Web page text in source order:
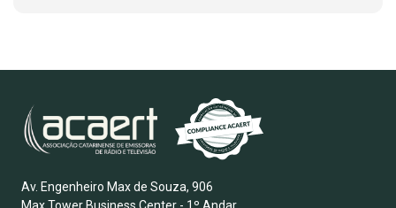
Av. Engenheiro Max de Souza, 906